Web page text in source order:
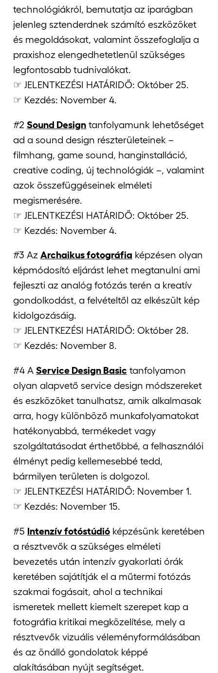
technológiákról, bemutatja az iparágban
jelenleg sztenderdnek számító eszközöket
és megoldásokat, valamint összefoglalja a
praxishoz elengedhetetlenül szükséges
legfontosabb tudnivalókat.
☞ JELENTKEZÉSI HATÁRIDŐ: Október 25.
☞ Kezdés: November 4.
#2 Sound Design tanfolyamunk lehetőséget
ad a sound design részterületeinek –
filmhang, game sound, hanginstalláció,
creative coding, új technológiák –, valamint
azok összefüggéseinek elméleti
megismerésére.
☞ JELENTKEZÉSI HATÁRIDŐ: Október 25.
☞ Kezdés: November 4.
#3 Az Archaikus fotográfia képzésen olyan
képmódosító eljárást lehet megtanulni ami
fejleszti az analóg fotózás terén a kreatív
gondolkodást, a felvételtől az elkészült kép
kidolgozásáig.
☞ JELENTKEZÉSI HATÁRIDŐ: Október 28.
☞ Kezdés: November 8.
#4 A Service Design Basic tanfolyamon
olyan alapvető service design módszereket
és eszközöket tanulhatsz, amik alkalmasak
arra, hogy különböző munkafolyamatokat
hatékonyabbá, termékedet vagy
szolgáltatásodat érthetőbbé, a felhasználói
élményt pedig kellemesebbé tedd,
bármilyen területen is dolgozol.
☞ JELENTKEZÉSI HATÁRIDŐ: November 1.
☞ Kezdés: November 15.
#5 Intenzív fotóstúdió képzésünk keretében
a résztvevők a szükséges elméleti
bevezetés után intenzív gyakorlati órák
keretében sajátítják el a műtermi fotózás
szakmai fogásait, ahol a technikai
ismeretek mellett kiemelt szerepet kap a
fotográfia kritikai megközelítése, mely a
résztvevők vizuális véleményformálásában
és az önálló gondolatok képpé
alakításában nyújt segítséget.